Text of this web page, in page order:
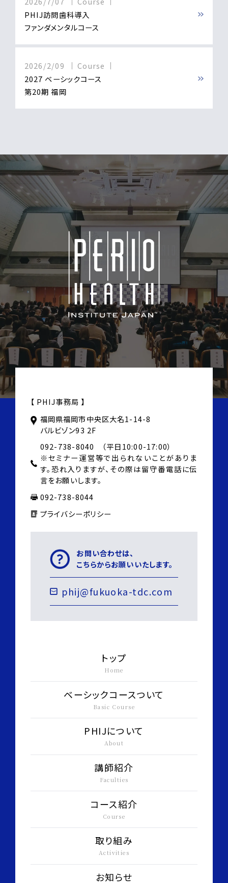
PHIJ訪問歯科導入
ファンダメンタルコース
2026/2/09
Course
2027 ベーシックコース
第20期 福岡
【 PHIJ事務局 】
福岡県福岡市中央区大名1-14-8
バルビゾン93 2F
092-738-8040 （平日10:00-17:00）
※セミナー運営等で出られないことがありま
す。恐れ入りますが、その際は留守番電話に伝
言をお願いします。
092-738-8044
プライバシーポリシー
お問い合わせは、
こちらからお願いいたします。
phij@fukuoka-tdc.com
トップ
Home
ベーシックコースついて
Basic Course
PHIJについて
About
講師紹介
Faculties
コース紹介
Course
取り組み
Activities
お知らせ